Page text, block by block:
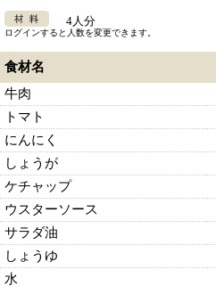
4人分
ログインすると人数を変更できます。
食材名
牛肉
トマト
にんにく
しょうが
ケチャップ
ウスターソース
サラダ油
しょうゆ
水